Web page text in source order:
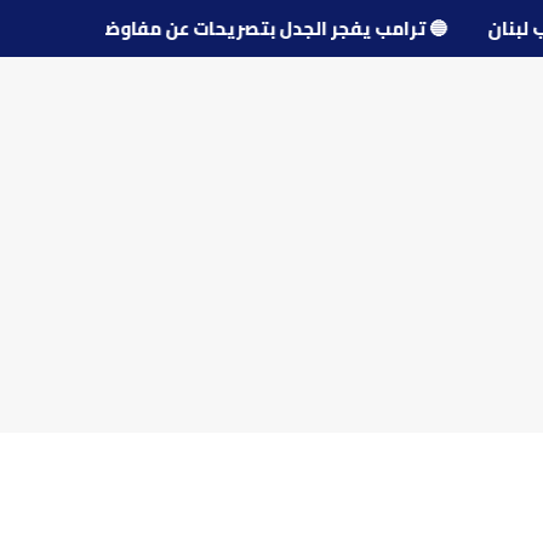
لبنان 🔵ترامب يفجر الجدل بتصريحات عن مفاوضات إيران